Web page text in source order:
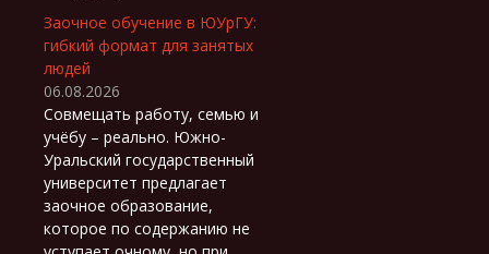
Заочное обучение в ЮУрГУ:
гибкий формат для занятых
людей
06.08.2026
Совмещать работу, семью и
учёбу – реально. Южно-
Уральский государственный
университет предлагает
заочное образование,
которое по содержанию не